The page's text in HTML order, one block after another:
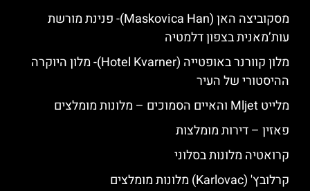
מסקוביצה האן (Maskovica Han)- פנינת מורשת
עות’מאנית בצפון דלמטיה
מלון קוורנר באופטייה (Hotel Kvarner)- מלון היוקרה
ההיסטורי של העיר
מלייט Mljet והאיים הסמוכים – מלונות מומלצים
פאזין – דירות מומלצות
קרואטיה מלונות בסלוני
קרלובץ' (Karlovac) מלונות מומלצים